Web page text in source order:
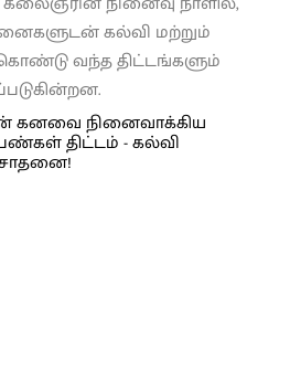
கல்வி மற்றும்
வந்த திட்டங்களும்